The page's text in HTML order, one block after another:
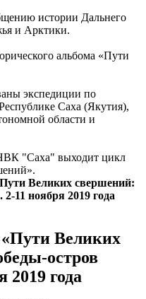
истории Дальнего
и Арктики.
альбома «Пути
экспедиции по
Саха (Якутия),
области и
"Саха" выходит цикл
Великих свершений:
11 ноября 2019 года
Великих
остров
2019 года